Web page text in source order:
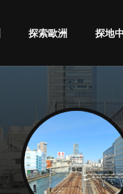
探索歐洲 探地